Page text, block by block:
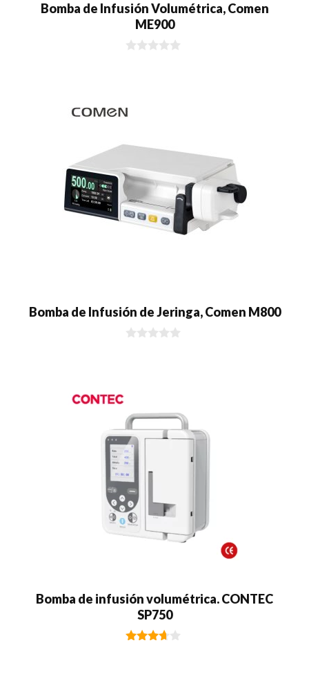
Bomba de Infusión Volumétrica, Comen
ME900
Bomba de Infusión de Jeringa, Comen M800
Bomba de infusión volumétrica. CONTEC
SP750